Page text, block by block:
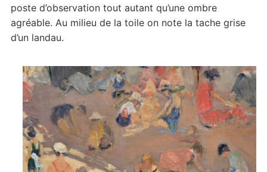
poste d’observation tout autant qu’une ombre
agréable. Au milieu de la toile on note la tache grise
d’un landau.